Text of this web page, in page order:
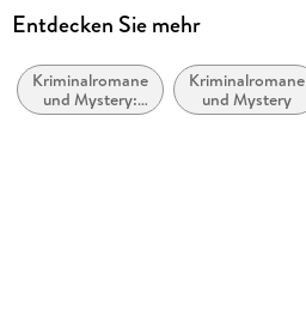
Reihe
Autor/Autorin
Matthew Costello, Neil Richards
Entdecken Sie mehr
Kriminalromane
und Mystery:
Cosy Mystery
Kriminalromane
und Mystery